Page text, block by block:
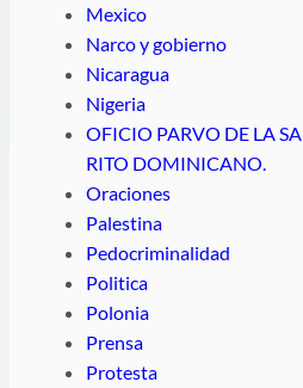
Mexico
Narco y gobierno
Nicaragua
Nigeria
OFICIO PARVO DE LA
RITO DOMINICANO.
Oraciones
Palestina
Pedocriminalidad
Politica
Polonia
Prensa
Protesta